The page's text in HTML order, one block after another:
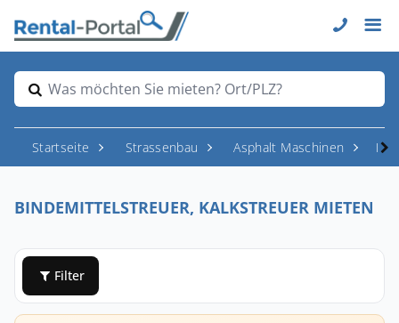
Was möchten Sie mieten? Ort/PLZ?
Startseite Strassenbau Asphalt Maschinen
BINDEMITTELSTREUER, KALKSTREUER MIETEN
Filter